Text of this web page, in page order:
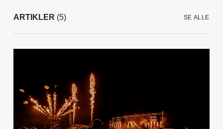
ARTIKLER (5) SE ALLE